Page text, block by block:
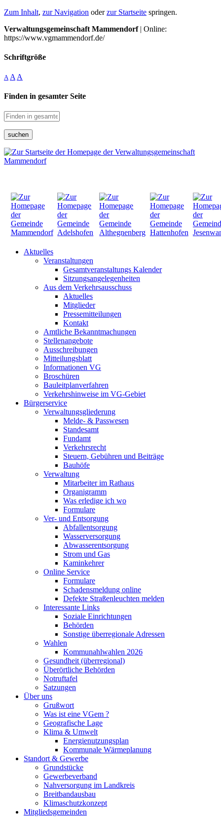
Zum Inhalt, zur Navigation oderzur Startseite springen.
Verwaltungsgemeinschaft Mammendorf| Online:
https://www.vgmammendorf.de/
Schriftgröße
A A A
Finden in gesamter Seite
suchen
Aktuelles
Veranstaltungen
Gesamtveranstaltungs Kalender
Sitzungsangelegenheiten
Aus dem Verkehrsausschuss
Aktuelles
Mitglieder
Pressemitteilungen
Kontakt
Amtliche Bekanntmachungen
Stellenangebote
Ausschreibungen
Mitteilungsblatt
Informationen VG
Broschüren
Bauleitplanverfahren
Verkehrshinweise im VG-Gebiet
Bürgerservice
Verwaltungsgliederung
Melde- & Passwesen
Standesamt
Fundamt
Verkehrsrecht
Steuern, Gebühren und Beiträge
Bauhöfe
Verwaltung
Mitarbeiter im Rathaus
Organigramm
Was erledige ich wo
Formulare
Ver- und Entsorgung
Abfallentsorgung
Wasserversorgung
Abwasserentsorgung
Strom und Gas
Kaminkehrer
Online Service
Formulare
Schadensmeldung online
Defekte Straßenleuchten melden
Interessante Links
Soziale Einrichtungen
Behörden
Sonstige überregionale Adressen
Wahlen
Kommunahlwahlen 2026
Gesundheit (überregional)
Überörtliche Behörden
Notruftafel
Satzungen
Über uns
Grußwort
Was ist eine VGem ?
Geografische Lage
Klima & Umwelt
Energienutzungsplan
Kommunale Wärmeplanung
Standort & Gewerbe
Grundstücke
Gewerbeverband
Nahversorgung im Landkreis
Breitbandausbau
Klimaschutzkonzept
Mitgliedsgemeinden